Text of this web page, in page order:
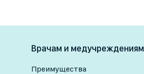
Врачам и медучреждениям
Преимущества